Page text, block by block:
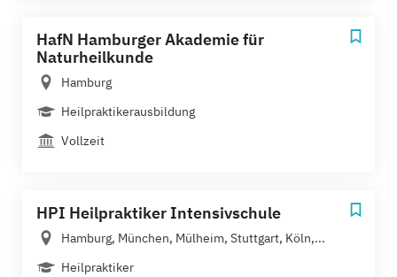
HafN Hamburger Akademie für
Naturheilkunde
Hamburg
Heilpraktikerausbildung
Vollzeit
HPI Heilpraktiker Intensivschule
Hamburg, München, Mülheim, Stuttgart, Köln,...
Heilpraktiker